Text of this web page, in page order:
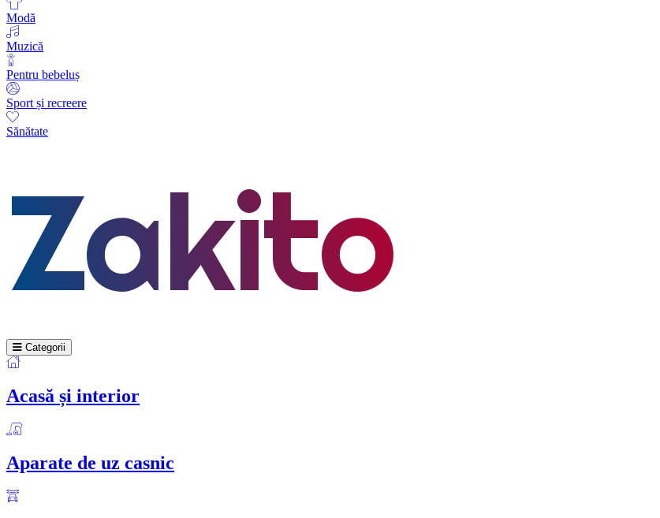
Modă
Muzică
Pentru bebeluș
Sport și recreere
Sănătate
Categorii
Acasă și interior
Aparate de uz casnic